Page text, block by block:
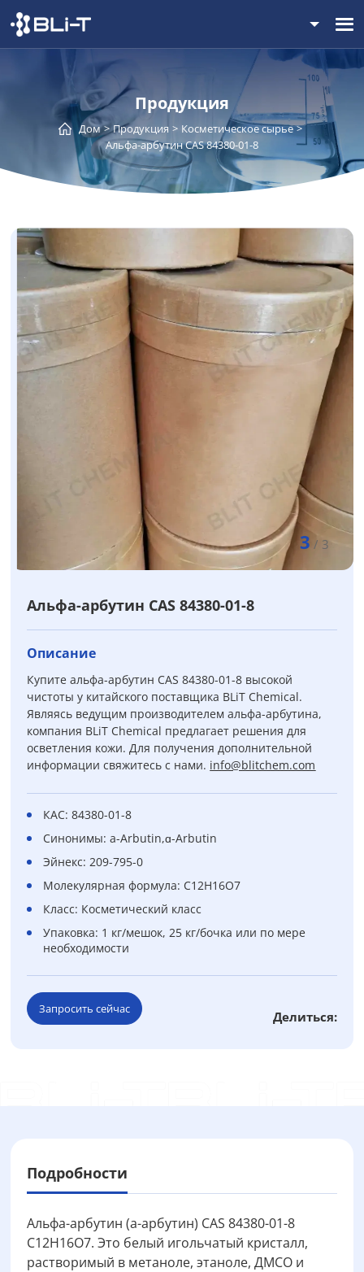
Продукция
Дом Продукция
Косметическое сырье
Альфа-арбутин CAS 84380-01-8
3 / 3
Альфа-арбутин CAS 84380-01-8
Описание
Купите альфа-арбутин CAS 84380-01-8 высокой
чистоты у китайского поставщика BLiT Chemical.
Являясь ведущим производителем альфа-арбутина,
компания BLiT Chemical предлагает решения для
осветления кожи. Для получения дополнительной
информации свяжитесь с нами. info@blitchem.com
КАС: 84380-01-8
Синонимы: a-Arbutin,ɑ-Arbutin
Эйнекс: 209-795-0
Молекулярная формула: C12H16O7
Класс: Косметический класс
Упаковка: 1 кг/мешок, 25 кг/бочка или по мере
необходимости
Запросить сейчас Делиться:
Подробности
Альфа-арбутин (a-арбутин) CAS 84380-01-8
C12H16O7. Это белый игольчатый кристалл,
растворимый в метаноле, этаноле, ДМСО и